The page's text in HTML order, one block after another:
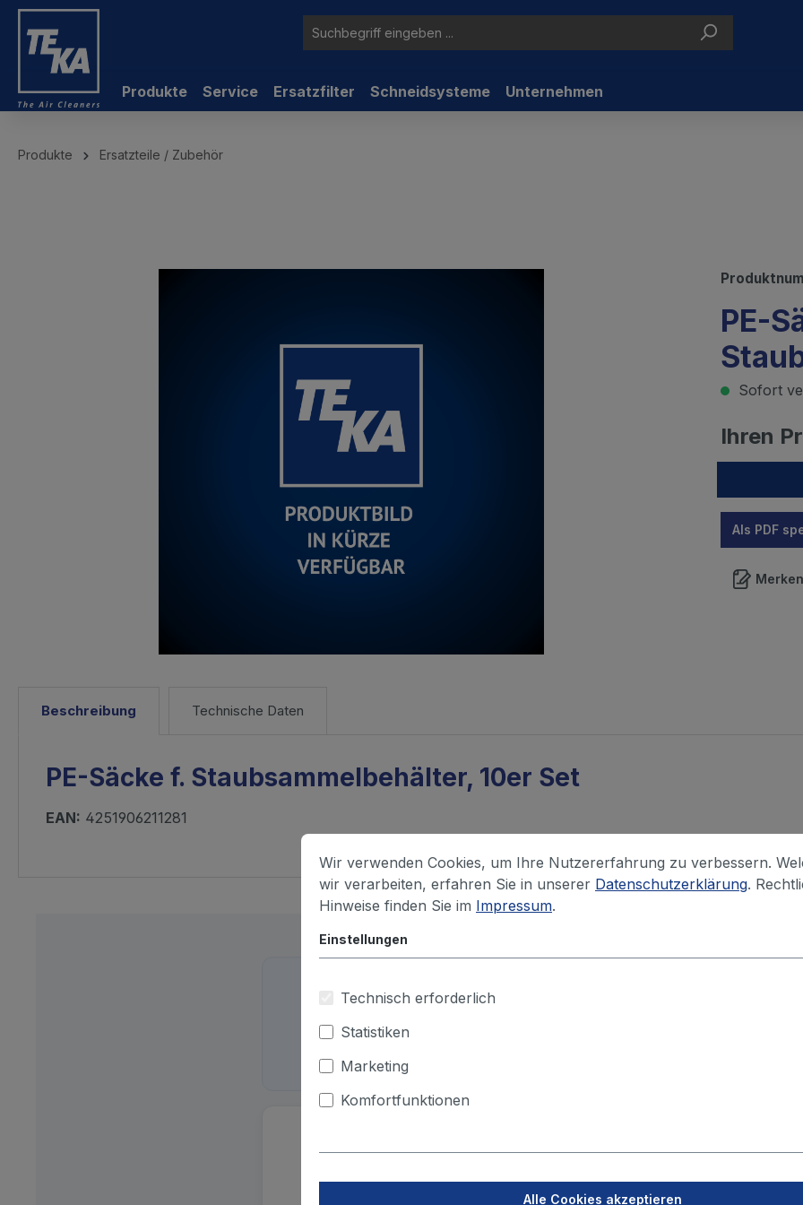
Produkte Service Ersatzfilter Schneidsysteme Unternehmen
Produkte Ersatzteile / Zubehör
PE-
Sofort
Ihren
Als PDF
Merken
Beschreibung Technische Daten
PE-Säcke f. Staubsammelbehälter, 10er Set
EAN: 4251906211281
Fragen zu diesem Produkt?
Schreiben Sie uns kurz, worum es geht – wir melden uns und schauen
Wir verwenden Cookies, um Ihre Nutzererfahrung zu verbessern.
wir verarbeiten, erfahren Sie in unserer Datenschutzerklärung.
Hinweise finden Sie im Impressum.
Einstellungen
Technisch erforderlich
Statistiken
Marketing
Komfortfunktionen
Alle Cookies akzeptieren